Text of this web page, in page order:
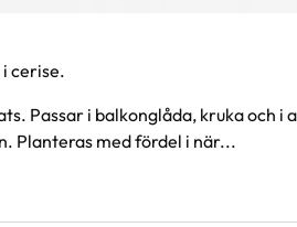
cerise.
Passar i balkonglåda, kruka och i
Planteras med fördel i när...